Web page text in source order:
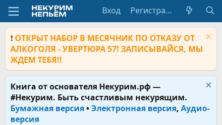
Вход Регистрация
❗ ОТКРЫТ НАБОР В МЕСЯЧНИК ПО ОТКАЗУ ОТ
АЛКОГОЛЯ - УВЕРТЮРА 57! ЗАПИСЫВАЙСЯ, МЫ
ЖДЕМ ТЕБЯ!!
Книга от основателя Некурим.рф —
#Некурим. Быть счастливым некурящим.
Бумажная версия•Электронная версия, Аудио-
версия